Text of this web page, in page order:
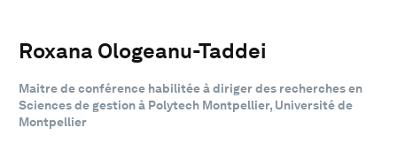
Roxana Ologeanu-Taddei
Maitre de conférence habilitée à diriger des recherches en
Sciences de gestion à Polytech Montpellier, Université de
Montpellier